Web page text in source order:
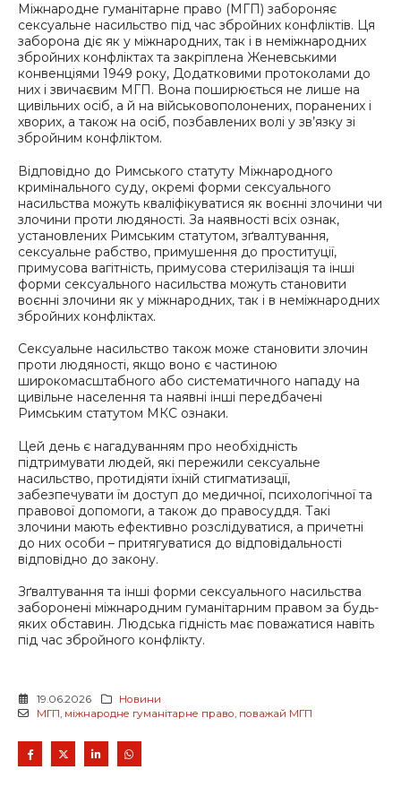
Міжнародне гуманітарне право (МГП) забороняє
сексуальне насильство під час збройних конфліктів. Ця
заборона діє як у міжнародних, так і в неміжнародних
збройних конфліктах та закріплена Женевськими
конвенціями 1949 року, Додатковими протоколами до
них і звичаєвим МГП. Вона поширюється не лише на
цивільних осіб, а й на військовополонених, поранених і
хворих, а також на осіб, позбавлених волі у зв’язку зі
збройним конфліктом.
Відповідно до Римського статуту Міжнародного
кримінального суду, окремі форми сексуального
насильства можуть кваліфікуватися як воєнні злочини чи
злочини проти людяності. За наявності всіх ознак,
установлених Римським статутом, зґвалтування,
сексуальне рабство, примушення до проституції,
примусова вагітність, примусова стерилізація та інші
форми сексуального насильства можуть становити
воєнні злочини як у міжнародних, так і в неміжнародних
збройних конфліктах.
Сексуальне насильство також може становити злочин
проти людяності, якщо воно є частиною
широкомасштабного або систематичного нападу на
цивільне населення та наявні інші передбачені
Римським статутом МКС ознаки.
Цей день є нагадуванням про необхідність
підтримувати людей, які пережили сексуальне
насильство, протидіяти їхній стигматизації,
забезпечувати їм доступ до медичної, психологічної та
правової допомоги, а також до правосуддя. Такі
злочини мають ефективно розслідуватися, а причетні
до них особи – притягуватися до відповідальності
відповідно до закону.
Зґвалтування та інші форми сексуального насильства
заборонені міжнародним гуманітарним правом за будь-
яких обставин. Людська гідність має поважатися навіть
під час збройного конфлікту.
19.06.2026
Новини
МГП, міжнародне гуманітарне право, поважай МГП